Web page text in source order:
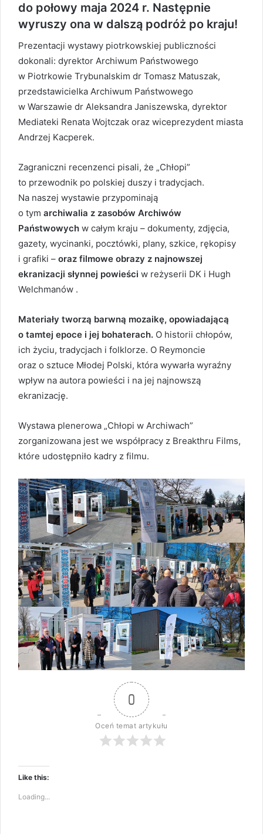
do połowy maja 2024 r. Następnie
wyruszy ona w dalszą podróż po kraju!
Prezentacji wystawy piotrkowskiej publiczności
dokonali: dyrektor Archiwum Państwowego
w Piotrkowie Trybunalskim dr Tomasz Matuszak,
przedstawicielka Archiwum Państwowego
w Warszawie dr Aleksandra Janiszewska, dyrektor
Mediateki Renata Wojtczak oraz wiceprezydent miasta
Andrzej Kacperek.
Zagraniczni recenzenci pisali, że „Chłopi”
to przewodnik po polskiej duszy i tradycjach.
Na naszej wystawie przypominają
o tym archiwalia z zasobów Archiwów
Państwowych w całym kraju – dokumenty, zdjęcia,
gazety, wycinanki, pocztówki, plany, szkice, rękopisy
i grafiki – oraz filmowe obrazy z najnowszej
ekranizacji słynnej powieści w reżyserii DK i Hugh
Welchmanów .
Materiały tworzą barwną mozaikę, opowiadającą
o tamtej epoce i jej bohaterach. O historii chłopów,
ich życiu, tradycjach i folklorze. O Reymoncie
oraz o sztuce Młodej Polski, która wywarła wyraźny
wpływ na autora powieści i na jej najnowszą
ekranizację.
Wystawa plenerowa „Chłopi w Archiwach”
zorganizowana jest we współpracy z Breakthru Films,
które udostępniło kadry z filmu.
0
Oceń temat artykułu
Like this:
Loading...